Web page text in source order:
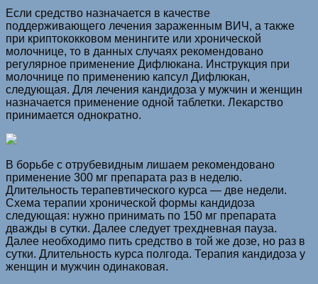
Если средство назначается в качестве
поддерживающего лечения зараженным ВИЧ, а также
при криптококковом менингите или хронической
молочнице, то в данных случаях рекомендовано
регулярное применение Дифлюкана. Инструкция при
молочнице по применению капсул Дифлюкан,
следующая. Для лечения кандидоза у мужчин и женщин
назначается применение одной таблетки. Лекарство
принимается однократно.
В борьбе с отрубевидным лишаем рекомендовано
применение 300 мг препарата раз в неделю.
Длительность терапевтического курса — две недели.
Схема терапии хронической формы кандидоза
следующая: нужно принимать по 150 мг препарата
дважды в сутки. Далее следует трехдневная пауза.
Далее необходимо пить средство в той же дозе, но раз в
сутки. Длительность курса полгода. Терапия кандидоза у
женщин и мужчин одинаковая.